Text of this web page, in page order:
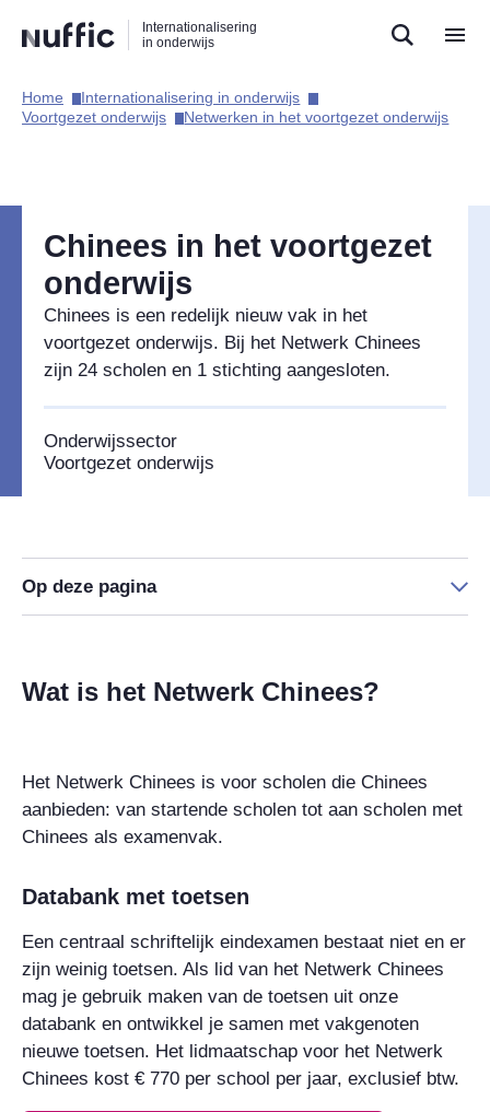
naar
zoekfunctie
naar
hoofdnavigatie
naar
inhoud
Internationalisering
in onderwijs
Hoofdnavigatie
Home​
Internationalisering in onderwijs​
Voortgezet onderwijs​
Netwerken in het voortgezet onderwijs​
Chinees in het voortgezet
onderwijs
Chinees is een redelijk nieuw vak in het
voortgezet onderwijs. Bij het Netwerk Chinees
zijn 24 scholen en 1 stichting aangesloten.
Onderwijssector
Voortgezet onderwijs
Op deze pagina
Wat is het Netwerk Chinees?
Het Netwerk Chinees is voor scholen die Chinees
aanbieden: van startende scholen tot aan scholen met
Chinees als examenvak.
Databank met toetsen
Een centraal schriftelijk eindexamen bestaat niet en er
zijn weinig toetsen. Als lid van het Netwerk Chinees
mag je gebruik maken van de toetsen uit onze
databank en ontwikkel je samen met vakgenoten
nieuwe toetsen. Het lidmaatschap voor het Netwerk
Chinees kost € 770 per school per jaar, exclusief btw.